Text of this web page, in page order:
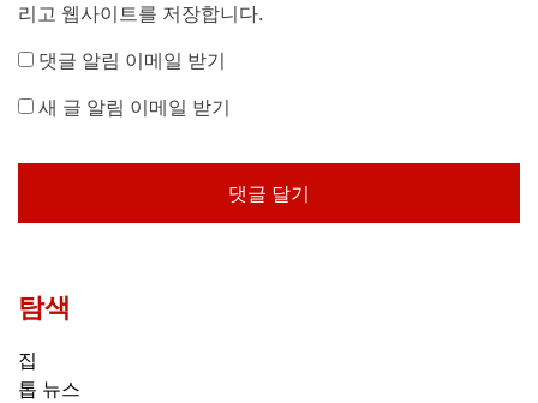
리고 웹사이트를 저장합니다.
댓글 알림 이메일 받기
새 글 알림 이메일 받기
탐색
집
톱 뉴스